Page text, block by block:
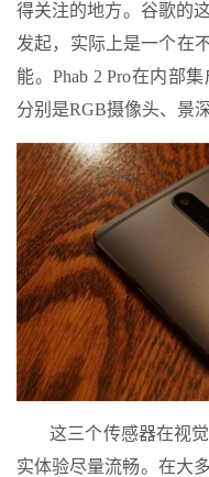
得关注的地方。谷歌的
发起，实际上是一个在
能。Phab 2 Pro在内部
分别是RGB摄像头、景
这三个传感器在视
实体验尽量流畅。在大